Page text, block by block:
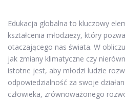
Edukacja globalna to kluczowy
kształcenia młodzieży, który
otaczającego nas świata. W
jak zmiany klimatyczne czy
istotne jest, aby młodzi ludzie
odpowiedzialność za swoje
człowieka, zrównoważonego